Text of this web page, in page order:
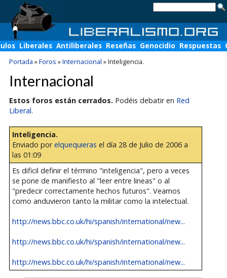
Liberales Antiliberales Reseñas Genocidio Respuestas
Portada »Foros »Internacional »Inteligencia.
Internacional
Estos foros están cerrados. Podéis debatir en Red
Liberal.
Inteligencia.
Enviado porelquequieras el día 28 de Julio de 2006 a
las 01:09
Es dificil definir el término "inteligencia", pero a veces
se pone de manifiesto al "leer entre lineas" o al
"predecir correctamente hechos futuros". Veamos
como anduvieron tanto la militar como la intelectual.
http://news.bbc.co.uk/hi/spanish/international/new...
http://news.bbc.co.uk/hi/spanish/international/new...
http://news.bbc.co.uk/hi/spanish/international/new...